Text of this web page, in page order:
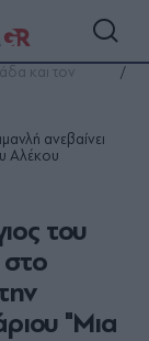
και τον
ανεβαίνει
Αλέκου
του
"Μια